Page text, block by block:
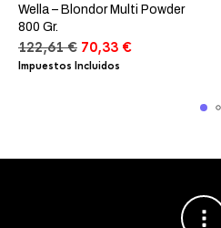
Wella – Blondor Multi Powder
800 Gr.
122,61€ El
precio
70,33 €El
Impuestos Incluidos